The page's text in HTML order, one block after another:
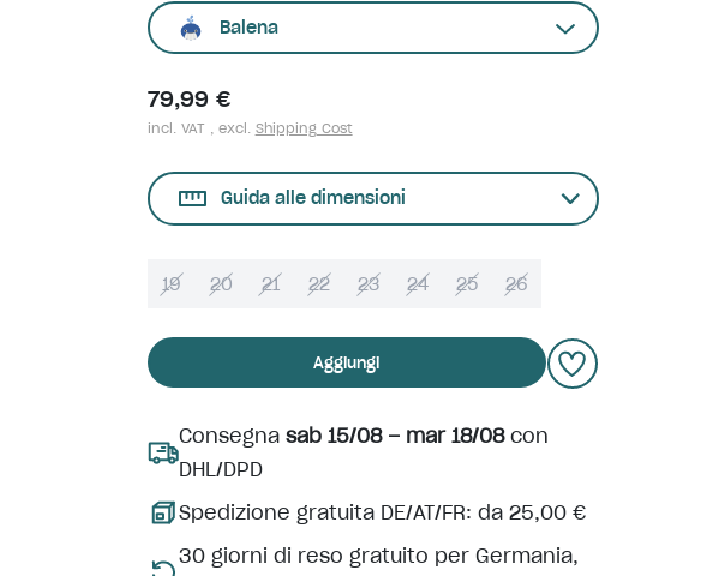
Balena
79,99 €
incl. VAT , excl. Shipping Cost
Guida alle dimensioni
19 20 21 22 23 24 25 26
Aggiungi
Consegna sab 15/08 – mar 18/08con
DHL/DPD
Spedizione gratuita DE/AT/FR: da 25,00 €
30 giorni di reso gratuito per Germania,